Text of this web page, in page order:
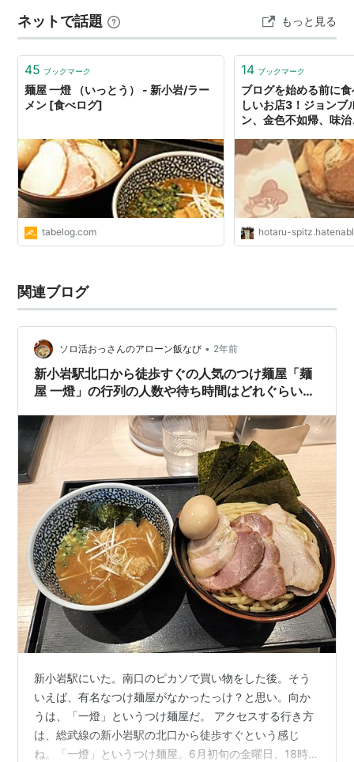
ネットで話題 もっと見る
45 ブックマーク
麺屋 一燈 （いっとう） - 新小岩/ラー
メン [食べログ]
tabelog.com
14 ブックマーク
ブログを始める前に
しいお店3！ジョンブ
ン、金色不如帰、味
マ、みん亭、SPICE
道、麺屋一燈、中華
なび、フランキーア
ー、そば俺のだし、
び、無鉄砲、麺屋海
イネヒュッテ、俺の
郎、つるとんたん -
hotaru-
関連ブログ
ソロ活おっさんのアローン飯なび • 2年前
新小岩駅北口から徒歩すぐの人気のつけ麺屋「麺
屋 一燈」の行列の人数や待ち時間はどれぐらい？
新小岩駅にいた。南口のピカソで買い物をした後。そう
いえば、有名なつけ麺屋がなかったっけ？と思い。向か
うは、「一燈」というつけ麺屋だ。 アクセスする行き方
は、総武線の新小岩駅の北口から徒歩すぐという感じ
ね。「一燈」というつけ麺屋。6月初旬の金曜日、18時ぐ